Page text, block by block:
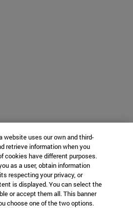
website uses our own and third-
retrieve information when you
cookies have different purposes.
as a user, obtain information
respecting your privacy, or
is displayed. You can select the
or accept them all. This banner
choose one of the two options.